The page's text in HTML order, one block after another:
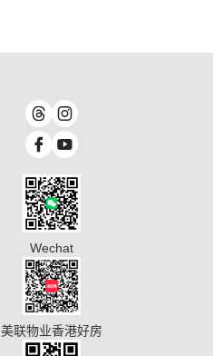
Wechat
美联物业香港好房